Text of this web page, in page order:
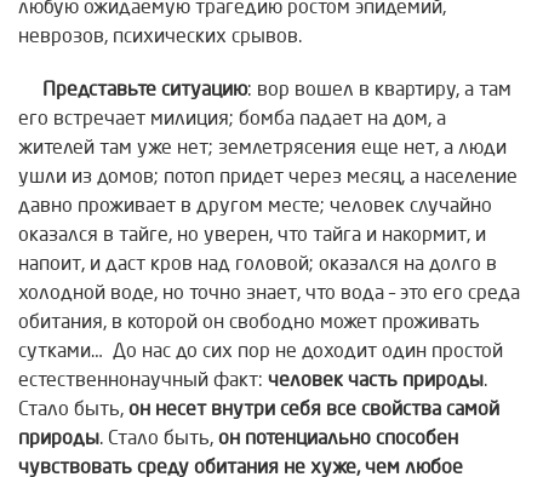
любую ожидаемую трагедию ростом эпидемий,
неврозов, психических срывов.
Представьте ситуацию: вор вошел в квартиру, а там
его встречает милиция; бомба падает на дом, а
жителей там уже нет; землетрясения еще нет, а люди
ушли из домов; потоп придет через месяц, а население
давно проживает в другом месте; человек случайно
оказался в тайге, но уверен, что тайга и накормит, и
напоит, и даст кров над головой; оказался на долго в
холодной воде, но точно знает, что вода – это его среда
обитания, в которой он свободно может проживать
сутками… До нас до сих пор не доходит один простой
естественнонаучный факт: человек часть природы.
Стало быть, он несет внутри себя все свойства самой
природы. Стало быть, он потенциально способен
чувствовать среду обитания не хуже, чем любое